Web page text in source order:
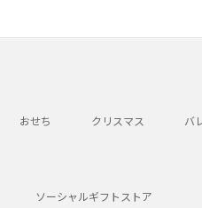
おせち クリスマス バ
ソーシャルギフトストア